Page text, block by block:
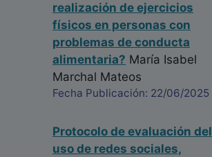
realización de ejercicios
físicos en personas con
problemas de conducta
alimentaria? María Isabel
Marchal Mateos
Fecha Publicación: 22/06/2025
Protocolo de evaluación del
uso de redes sociales,